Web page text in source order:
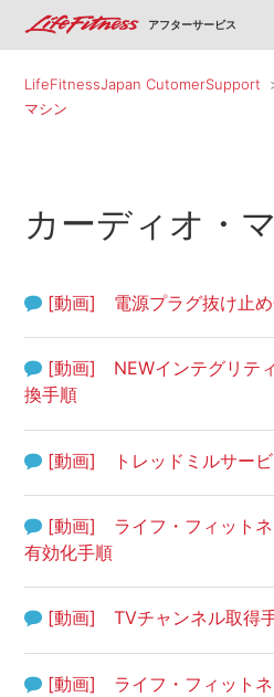
アフターサービス
LifeFitnessJapan CutomerSupport
マシン
カーディオ・
[動画] 電源プラグ抜け止め
[動画] NEWインテグリテ
換手順
[動画] トレッドミルサービ
[動画] ライフ・フィットネ
有効化手順
[動画] TVチャンネル取得
[動画] ライフ・フィットネ